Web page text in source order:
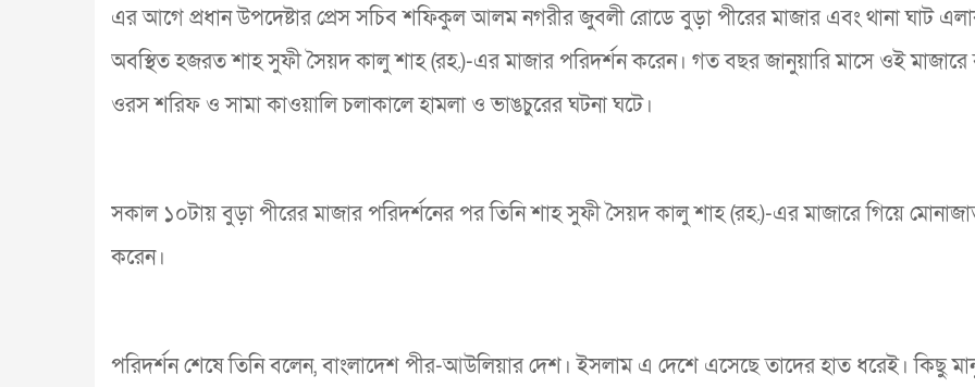
এর আগে প্রধান উপদেষ্টার প্রেস সচিব শফিকুল আলম নগরীর জুবলী রোডে বুড়া পীরের মাজার এবং থানা ঘাট
অবস্থিত হজরত শাহ সুফী সৈয়দ কালু শাহ (রহ.)-এর মাজার পরিদর্শন করেন। গত বছর জানুয়ারি মাসে ওই মাজারে
ওরস শরিফ ও সামা কাওয়ালি চলাকালে হামলা ও ভাঙচুরের ঘটনা ঘটে।
সকাল ১০টায় বুড়া পীরের মাজার পরিদর্শনের পর তিনি শাহ সুফী সৈয়দ কালু শাহ (রহ.)-এর মাজারে গিয়ে
করেন।
পরিদর্শন শেষে তিনি বলেন, বাংলাদেশ পীর-আউলিয়ার দেশ। ইসলাম এ দেশে এসেছে তাদের হাত ধরেই। কিছু